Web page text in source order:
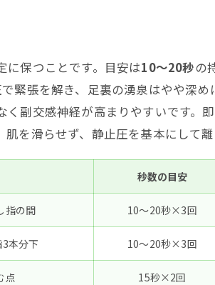
に保つことです。目安は10〜20秒の
緊張を解き、足裏の湧泉はやや深
副交感神経が高まりやすいです。
を滑らせず、静止圧を基本にして
秒数の目安
指の間 10〜20秒×3回
本分下 10〜20秒×3回
点 15秒×2回